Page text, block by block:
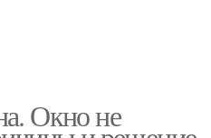
Окно не